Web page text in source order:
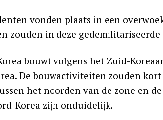
vonden plaats in een
zouden in deze gedemilitariseerde
bouwt volgens het Zuid-
De bouwactiviteiten zouden
het noorden van de zone en
Korea zijn onduidelijk.